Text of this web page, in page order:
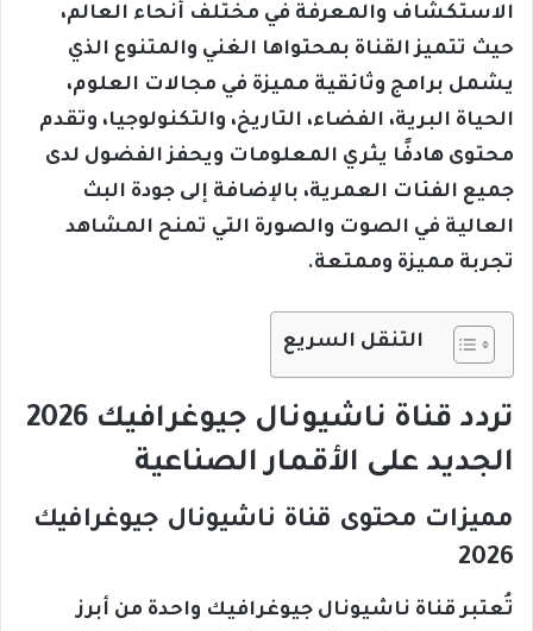
الاستكشاف والمعرفة في مختلف أنحاء العالم،
حيث تتميز القناة بمحتواها الغني والمتنوع الذي
يشمل برامج وثائقية مميزة في مجالات العلوم،
الحياة البرية، الفضاء، التاريخ، والتكنولوجيا، وتقدم
محتوى هادفًا يثري المعلومات ويحفز الفضول لدى
جميع الفئات العمرية، بالإضافة إلى جودة البث
العالية في الصوت والصورة التي تمنح المشاهد
تجربة مميزة وممتعة.
التنقل السريع
تردد قناة ناشيونال جيوغرافيك 2026
الجديد على الأقمار الصناعية
مميزات محتوى قناة ناشيونال جيوغرافيك
2026
تُعتبر قناة ناشيونال جيوغرافيك واحدة من أبرز